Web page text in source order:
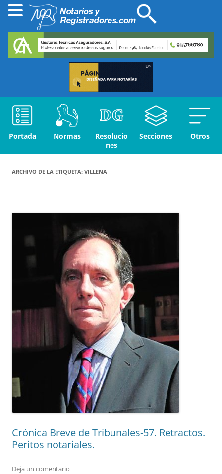
Portada Normas
Resolucio
nes
Secciones Otros
ARCHIVO DE LA ETIQUETA: VILLENA
Crónica Breve de Tribunales-57. Retractos.
Peritos notariales.
Deja un comentario